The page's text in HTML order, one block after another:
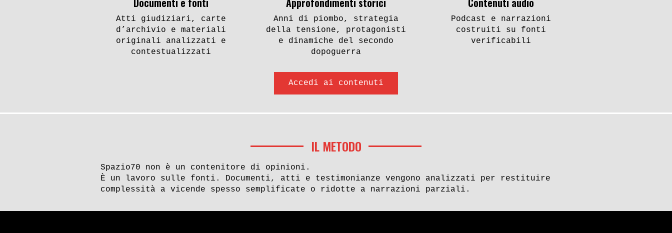
Atti giudiziari, carte
d’archivio e materiali
originali analizzati e
contestualizzati
Anni di piombo, strategia
della tensione, protagonisti
e dinamiche del secondo
dopoguerra
Podcast e narrazioni
costruiti su fonti
verificabili
Accedi ai contenuti
IL METODO
Spazio70 non è un contenitore di opinioni.
È un lavoro sulle fonti. Documenti, atti e testimonianze vengono analizzati per restituire
complessità a vicende spesso semplificate o ridotte a narrazioni parziali.